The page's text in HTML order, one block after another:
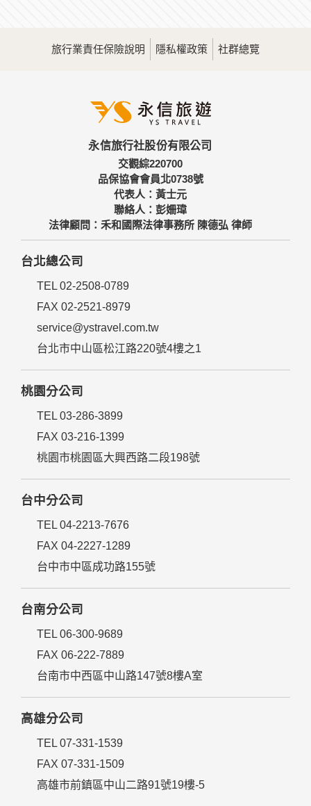
旅行業責任保險說明 隱私權政策 社群總覽
永信旅行社股份有限公司
交觀綜220700
品保協會會員北0738號
代表人：黃士元
聯絡人：彭姍瑋
法律顧問：禾和國際法律事務所 陳德弘 律師
台北總公司
TEL 02-2508-0789
FAX 02-2521-8979
service@ystravel.com.tw
台北市中山區松江路220號4樓之1
桃園分公司
TEL 03-286-3899
FAX 03-216-1399
桃園市桃園區大興西路二段198號
台中分公司
TEL 04-2213-7676
FAX 04-2227-1289
台中市中區成功路155號
台南分公司
TEL 06-300-9689
FAX 06-222-7889
台南市中西區中山路147號8樓A室
高雄分公司
TEL 07-331-1539
FAX 07-331-1509
高雄市前鎮區中山二路91號19樓-5